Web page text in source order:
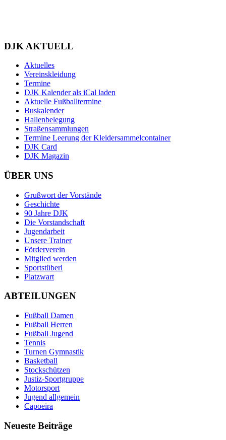
DJK AKTUELL
Aktuelles
Vereinskleidung
Termine
DJK Kalender als iCal laden
Aktuelle Fußballtermine
Buskalender
Hallenbelegung
Straßensammlungen
Termine Leerung der Kleidersammelcontainer
DJK Card
DJK Magazin
ÜBER UNS
Grußwort der Vorstände
Geschichte
90 Jahre DJK
Die Vorstandschaft
Jugendarbeit
Unsere Trainer
Förderverein
Mitglied werden
Sportstüberl
Platzwart
ABTEILUNGEN
Fußball Damen
Fußball Herren
Fußball Jugend
Tennis
Turnen Gymnastik
Basketball
Stockschützen
Justiz-Sportgruppe
Motorsport
Jugend allgemein
Capoeira
Neueste Beiträge